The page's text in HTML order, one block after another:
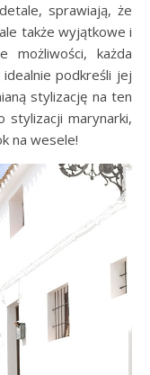
sprawiają, że
także wyjątkowe i
możliwości, każda
podkreśli jej
stylizację na ten
marynarki,
na wesele!